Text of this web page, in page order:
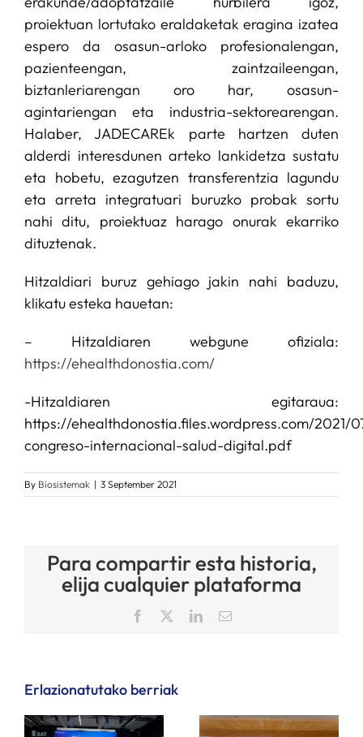
proiektuan lortutako eraldaketak eragina izatea
espero da osasun-arloko profesionalengan,
pazienteengan, zaintzaileengan,
biztanleriarengan oro har, osasun-
agintariengan eta industria-sektorearengan.
Halaber, JADECAREk parte hartzen duten
alderdi interesdunen arteko lankidetza sustatu
eta hobetu, ezagutzen transferentzia lagundu
eta arreta integratuari buruzko probak sortu
nahi ditu, proiektuaz harago onurak ekarriko
dituztenak.
Hitzaldiari buruz gehiago jakin nahi baduzu,
klikatu esteka hauetan:
– Hitzaldiaren webgune ofiziala:
https://ehealthdonostia.com/
-Hitzaldiaren egitaraua:
https://ehealthdonostia.files.wordpress.com/2021/
congreso-internacional-salud-digital.pdf
By Biosistemak | 3 September 2021
Para compartir esta historia,
elija cualquier plataforma
Facebook LinkedInEmail
Erlazionatutako berriak